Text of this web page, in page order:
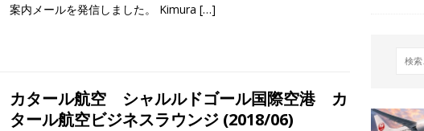
案内メールを発信しました。 Kimura […]
カタール航空 シャルルドゴール国際空港 カ
タール航空ビジネスラウンジ (2018/06)